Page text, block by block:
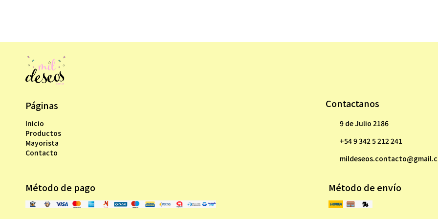
Páginas
Inicio
Productos
Mayorista
Contacto
Contactanos
9 de Julio 2186
+54 9 342 5 212 241
Método de pago Método de envío